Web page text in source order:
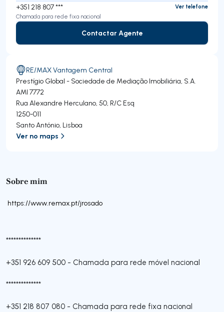
Sobre mim
https://www.remax.pt/jrosado
**************
+351 926 609 500 - Chamada para rede móvel nacional
**************
+351 218 807 080 - Chamada para rede fixa nacional
+351 218 807 ***
Ver telefone
Chamada para rede fixa nacional
Contactar Agente
Contactar Agente
RE/MAX Vantagem Central
Prestígio Global - Sociedade de Mediação Imobiliária, S.A.
AMI 7772
Rua Alexandre Herculano, 50, R/C Esq
1250-011
Santo António, Lisboa
Ver no maps